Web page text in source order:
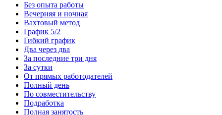
Без опыта работы
Вечерняя и ночная
Вахтовый метод
График 5/2
Гибкий график
Два через два
За последние три дня
За сутки
От прямых работодателей
Полный день
По совместительству
Подработка
Полная занятость